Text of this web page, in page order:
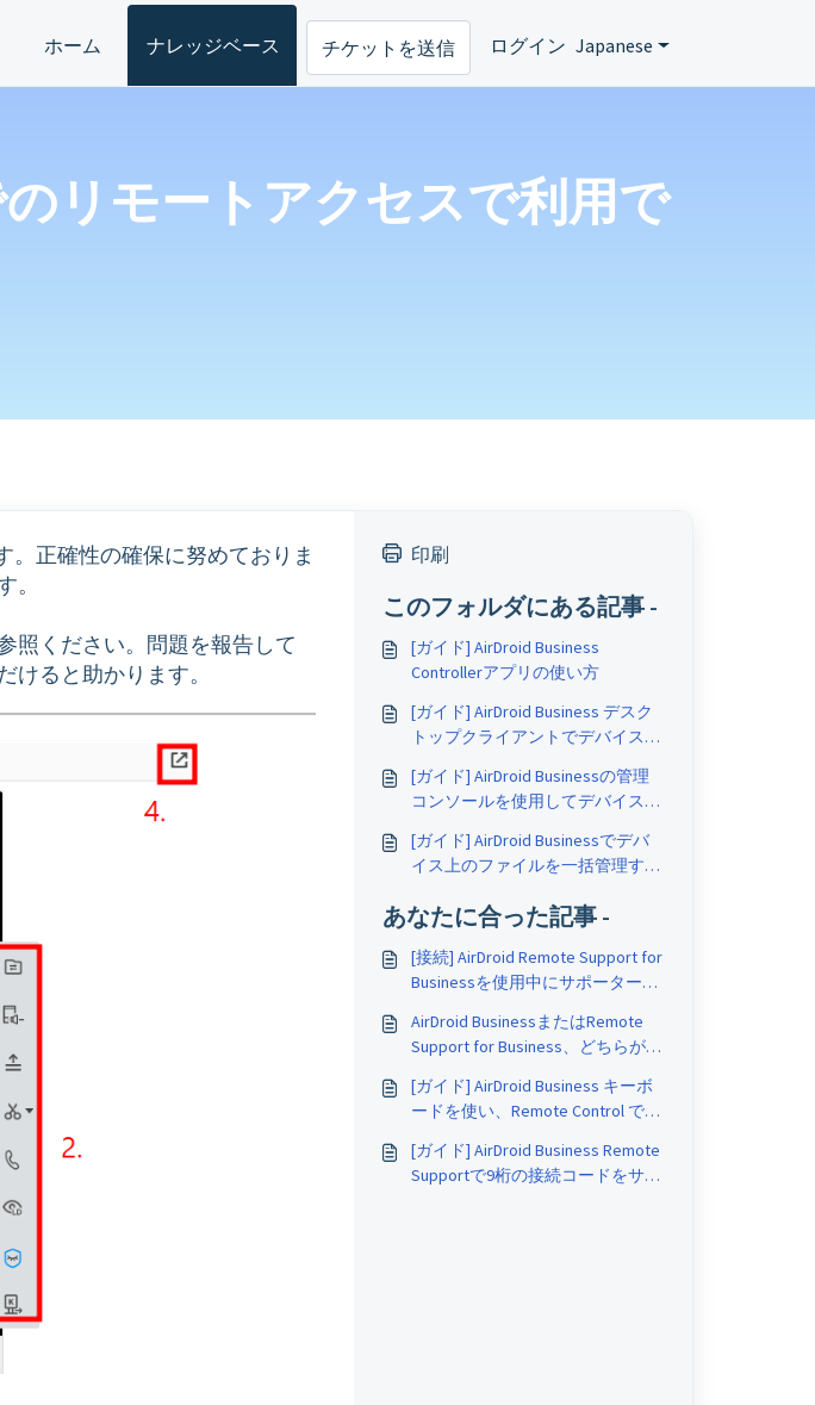
ホーム ナレッジベース チケットを送信 ログイン Japanese
リモートアクセスで利用で
。正確性の確保に努めておりま
照ください。問題を報告して
けると助かります。
印刷
このフォルダにある記事 -
[ガイド] AirDroid Business
Controllerアプリの使い方
[ガイド] AirDroid Business デスク
トップクライアントでデバイスを
[ガイド] AirDroid Businessの管理
コンソールを使用してデバイスに
[ガイド] AirDroid Businessでデバ
イス上のファイルを一括管理する
あなたに合った記事 -
[接続] AirDroid Remote Support for
Businessを使用中にサポーターへ
AirDroid BusinessまたはRemote
Support for Business、どちらが私
[ガイド] AirDroid Business キーボ
ードを使い、Remote Control でテ
[ガイド] AirDroid Business Remote
Supportで9桁の接続コードをサポ